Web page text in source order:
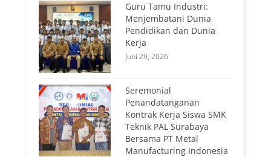
Guru Tamu Industri:
Menjembatani Dunia
Pendidikan dan Dunia
Kerja
Juni 29, 2026
Seremonial
Penandatanganan
Kontrak Kerja Siswa SMK
Teknik PAL Surabaya
Bersama PT Metal
Manufacturing Indonesia